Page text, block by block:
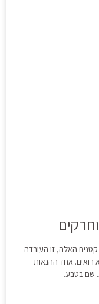
האלה, זו העובדה
רואים. אחד ההנאות
שם בטבע.